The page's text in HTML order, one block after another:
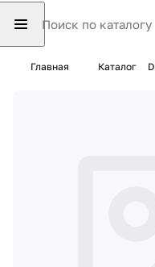
Главная Каталог